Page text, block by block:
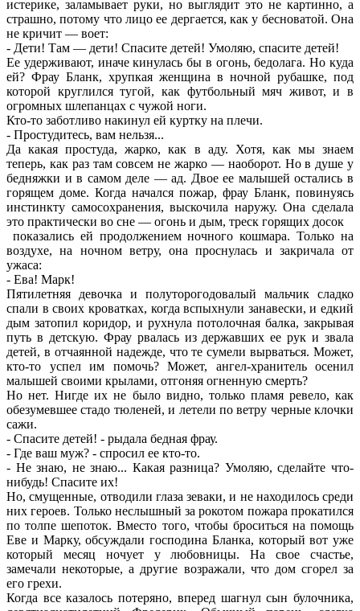
истерике, заламывает руки, но выглядит это не картинно, а
страшно, потому что лицо ее дергается, как у бесноватой. Она
не кричит — воет:
- Дети! Там — дети! Спасите детей! Умоляю, спасите детей!
Ее удерживают, иначе кинулась бы в огонь, бедолага. Но куда
ей? Фрау Бланк, хрупкая женщина в ночной рубашке, под
которой круглился тугой, как футбольный мяч живот, и в
огромных шлепанцах с чужой ноги.
Кто-то заботливо накинул ей куртку на плечи.
- Простудитесь, вам нельзя...
Да какая простуда, жарко, как в аду. Хотя, как мы знаем
теперь, как раз там совсем не жарко — наоборот. Но в душе у
бедняжки и в самом деле — ад. Двое ее малышей остались в
горящем доме. Когда начался пожар, фрау Бланк, повинуясь
инстинкту самосохранения, выскочила наружу. Она сделала
это практически во сне — огонь и дым, треск горящих досок
показались ей продолжением ночного кошмара. Только на
воздухе, на ночном ветру, она проснулась и закричала от
ужаса:
- Ева! Марк!
Пятилетняя девочка и полуторогодовалый мальчик сладко
спали в своих кроватках, когда вспыхнули занавески, и едкий
дым затопил коридор, и рухнула потолочная балка, закрывая
путь в детскую. Фрау рвалась из державших ее рук и звала
детей, в отчаянной надежде, что те сумели вырваться. Может,
кто-то успел им помочь? Может, ангел-хранитель осенил
малышей своими крылами, отгоняя огненную смерть?
Но нет. Нигде их не было видно, только пламя ревело, как
обезумевшее стадо тюленей, и летели по ветру черные клочки
сажи.
- Спасите детей! - рыдала бедная фрау.
- Где ваш муж? - спросил ее кто-то.
- Не знаю, не знаю... Какая разница? Умоляю, сделайте что-
нибудь! Спасите их!
Но, смущенные, отводили глаза зеваки, и не находилось среди
них героев. Только неслышный за рокотом пожара прокатился
по толпе шепоток. Вместо того, чтобы броситься на помощь
Еве и Марку, обсуждали господина Бланка, который вот уже
который месяц ночует у любовницы. На свое счастье,
замечали некоторые, а другие возражали, что дом сгорел за
его грехи.
Когда все казалось потеряно, вперед шагнул сын булочника,